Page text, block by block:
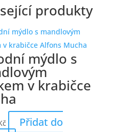
produkty
mýdlo s
v krabičce
Přidat do